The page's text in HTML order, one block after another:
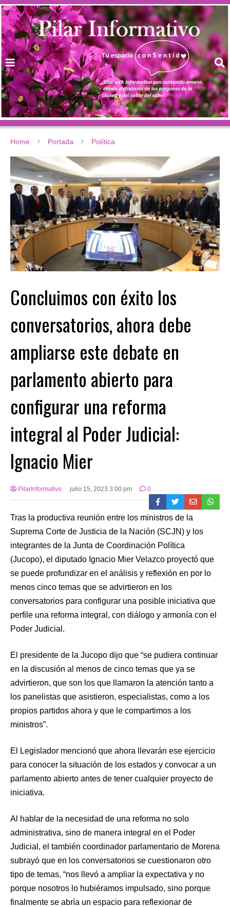
Home Portada Política
Concluimos con éxito los
conversatorios, ahora debe
ampliarse este debate en
parlamento abierto para
configurar una reforma
integral al Poder Judicial:
Ignacio Mier
PilarInformativo julio 15, 2023 3:00 pm 0
Tras la productiva reunión entre los ministros de la
Suprema Corte de Justicia de la Nación (SCJN) y los
integrantes de la Junta de Coordinación Política
(Jucopo), el diputado Ignacio Mier Velazco proyectó que
se puede profundizar en el análisis y reflexión en por lo
menos cinco temas que se advirtieron en los
conversatorios para configurar una posible iniciativa que
perfile una reforma integral, con diálogo y armonía con el
Poder Judicial.
El presidente de la Jucopo dijo que “se pudiera continuar
en la discusión al menos de cinco temas que ya se
advirtieron, que son los que llamaron la atención tanto a
los panelistas que asistieron, especialistas, como a los
propios partidos ahora y que le compartimos a los
ministros”.
El Legislador mencionó que ahora llevarán ese ejercicio
para conocer la situación de los estados y convocar a un
parlamento abierto antes de tener cualquier proyecto de
iniciativa.
Al hablar de la necesidad de una reforma no solo
administrativa, sino de manera integral en el Poder
Judicial, el también coordinador parlamentario de Morena
subrayó que en los conversatorios se cuestionaron otro
tipo de temas, “nos llevó a ampliar la expectativa y no
porque nosotros lo hubiéramos impulsado, sino porque
finalmente se abría un espacio para reflexionar de